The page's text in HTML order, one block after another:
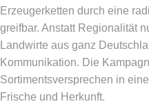
Erzeugerketten durch eine
greifbar. Anstatt Regionalität
Landwirte aus ganz
Kommunikation. Die
Sortimentsversprechen in
Frische und Herkunft.